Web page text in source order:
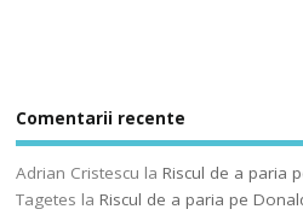
Comentarii recente
Adrian Cristescu laRiscul de a paria
Tagetes laRiscul de a paria pe